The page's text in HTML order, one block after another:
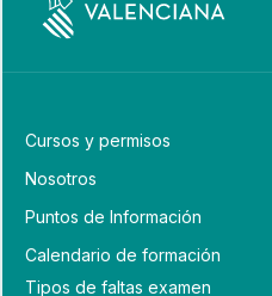
Cursos y permisos
Nosotros
Puntos de Información
Calendario de formación
Tipos de faltas examen